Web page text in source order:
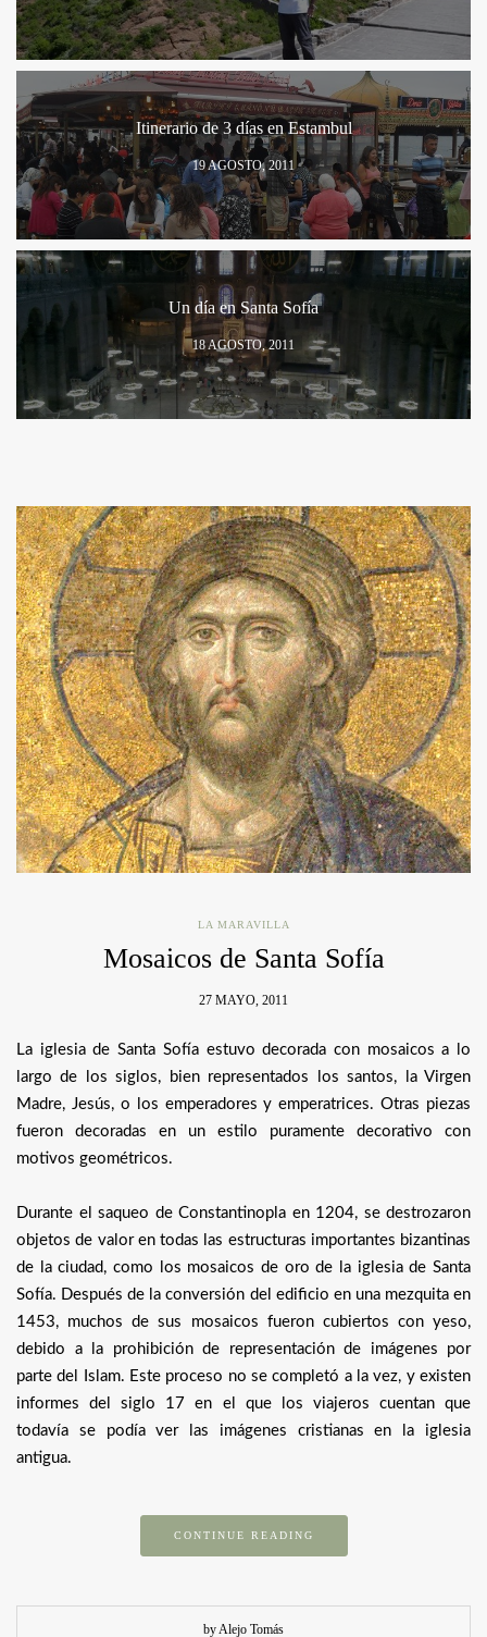
Itinerario de 3 días en Estambul
19 AGOSTO, 2011
Un día en Santa Sofía
18 AGOSTO, 2011
LA MARAVILLA
Mosaicos de Santa Sofía
27 MAYO, 2011
La iglesia de Santa Sofía estuvo decorada con mosaicos a lo
largo de los siglos, bien representados los santos, la Virgen
Madre, Jesús, o los emperadores y emperatrices. Otras piezas
fueron decoradas en un estilo puramente decorativo con
motivos geométricos.
Durante el saqueo de Constantinopla en 1204, se destrozaron
objetos de valor en todas las estructuras importantes bizantinas
de la ciudad, como los mosaicos de oro de la iglesia de Santa
Sofía. Después de la conversión del edificio en una mezquita en
1453, muchos de sus mosaicos fueron cubiertos con yeso,
debido a la prohibición de representación de imágenes por
parte del Islam. Este proceso no se completó a la vez, y existen
informes del siglo 17 en el que los viajeros cuentan que
todavía se podía ver las imágenes cristianas en la iglesia
antigua.
CONTINUE READING
by Alejo Tomás